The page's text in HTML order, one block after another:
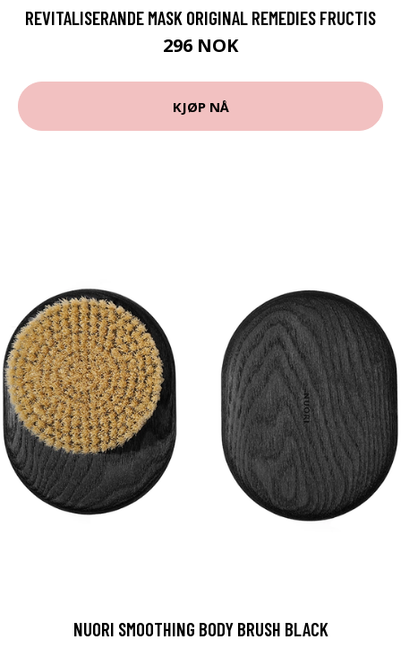
REVITALISERANDE MASK ORIGINAL REMEDIES FRUCTIS
296 NOK
KJØP NÅ
NUORI SMOOTHING BODY BRUSH BLACK